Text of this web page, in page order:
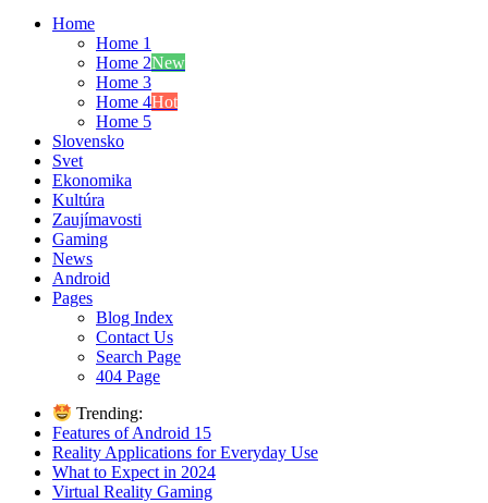
Home
Home 1
Home 2New
Home 3
Home 4Hot
Home 5
Slovensko
Svet
Ekonomika
Kultúra
Zaujímavosti
Gaming
News
Android
Pages
Blog Index
Contact Us
Search Page
404 Page
Trending:
Features of Android 15
Reality Applications for Everyday Use
What to Expect in 2024
Virtual Reality Gaming